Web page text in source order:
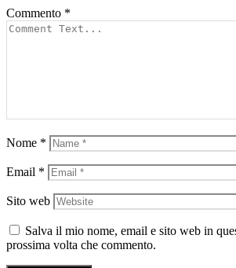
Commento *
Nome *
Email *
Sito web
Salva il mio nome, email e sito web in
prossima volta che commento.